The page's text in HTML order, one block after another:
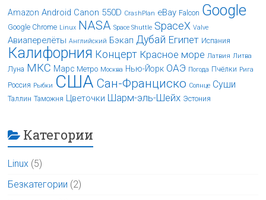
Amazon Android Canon 550D CrashPlan eBay Falcon Google
Google Chrome Linux NASA Space Shuttle SpaceX Valve
Авиаперелёты Английский Бэкап Дубай Египет Испания
Калифорния Концерт Красное море Латвия Литва
Луна МКС Марс Метро Москва Нью-Йорк ОАЭ Погода Пчёлки Рига
Россия Рыбки США Сан-Франциско Солнце Суши
Таллин Таможня Цветочки Шарм-эль-Шейх Эстония
Категории
Linux (5)
Безкатегории (2)